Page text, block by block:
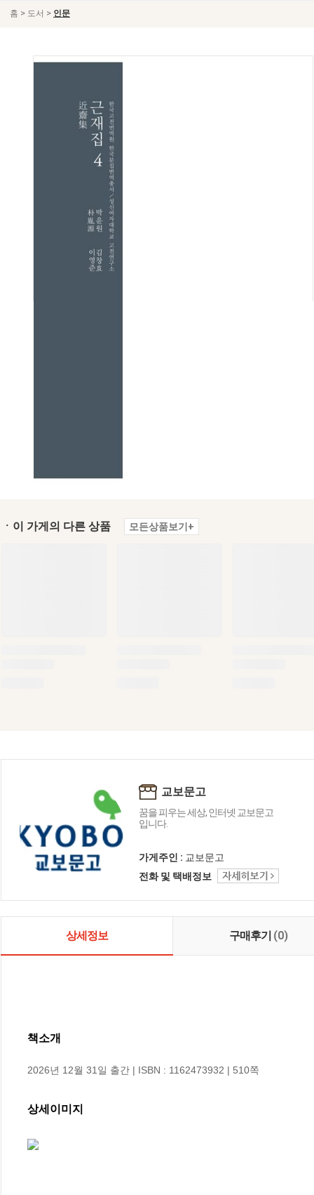
홈 > 도서 > 인문
ㆍ이 가게의 다른 상품 모든상품보기+
교보문고
꿈을 피우는 세상, 인터넷 교보문고
입니다.
가게주인 : 교보문고
전화 및 택배정보
상세정보 구매후기 (0)
책소개
2026년 12월 31일 출간 | ISBN : 1162473932 | 510쪽
상세이미지